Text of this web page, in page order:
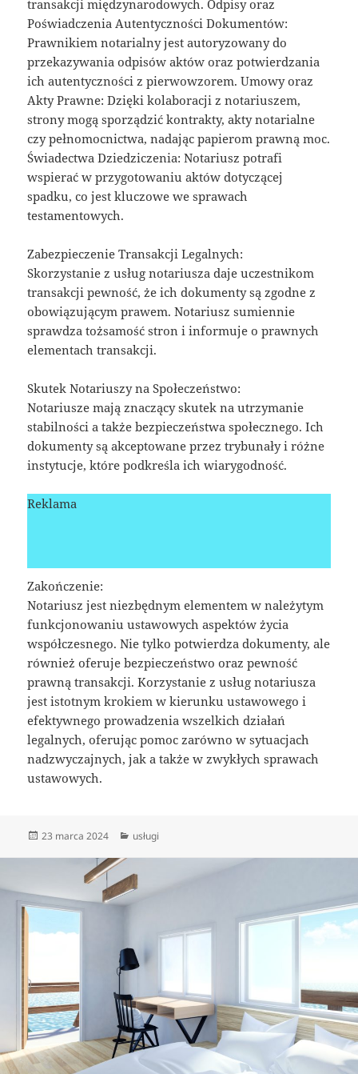
transakcji międzynarodowych. Odpisy oraz
Poświadczenia Autentyczności Dokumentów:
Prawnikiem notarialny jest autoryzowany do
przekazywania odpisów aktów oraz potwierdzania
ich autentyczności z pierwowzorem. Umowy oraz
Akty Prawne: Dzięki kolaboracji z notariuszem,
strony mogą sporządzić kontrakty, akty notarialne
czy pełnomocnictwa, nadając papierom prawną moc.
Świadectwa Dziedziczenia: Notariusz potrafi
wspierać w przygotowaniu aktów dotyczącej
spadku, co jest kluczowe we sprawach
testamentowych.
Zabezpieczenie Transakcji Legalnych:
Skorzystanie z usług notariusza daje uczestnikom
transakcji pewność, że ich dokumenty są zgodne z
obowiązującym prawem. Notariusz sumiennie
sprawdza tożsamość stron i informuje o prawnych
elementach transakcji.
Skutek Notariuszy na Społeczeństwo:
Notariusze mają znaczący skutek na utrzymanie
stabilności a także bezpieczeństwa społecznego. Ich
dokumenty są akceptowane przez trybunały i różne
instytucje, które podkreśla ich wiarygodność.
Reklama
Zakończenie:
Notariusz jest niezbędnym elementem w należytym
funkcjonowaniu ustawowych aspektów życia
współczesnego. Nie tylko potwierdza dokumenty, ale
również oferuje bezpieczeństwo oraz pewność
prawną transakcji. Korzystanie z usług notariusza
jest istotnym krokiem w kierunku ustawowego i
efektywnego prowadzenia wszelkich działań
legalnych, oferując pomoc zarówno w sytuacjach
nadzwyczajnych, jak a także w zwykłych sprawach
ustawowych.
Data
23 marca 2024 Kategorie
usługi